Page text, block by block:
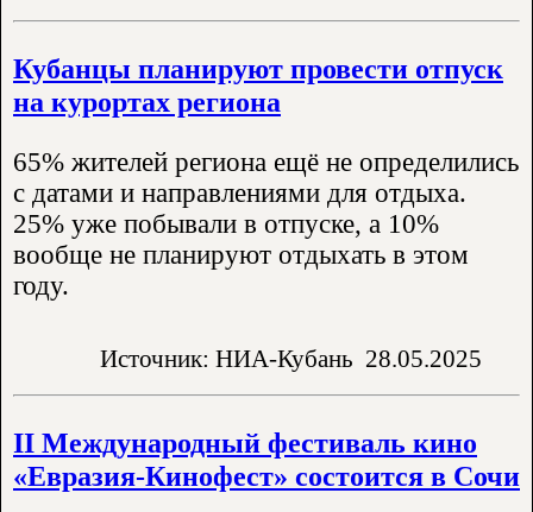
Кубанцы планируют провести отпуск
на курортах региона
65% жителей региона ещё не определились
с датами и направлениями для отдыха.
25% уже побывали в отпуске, а 10%
вообще не планируют отдыхать в этом
году.
Источник: НИА-Кубань 28.05.2025
II Международный фестиваль кино
«Евразия-Кинофест» состоится в Сочи